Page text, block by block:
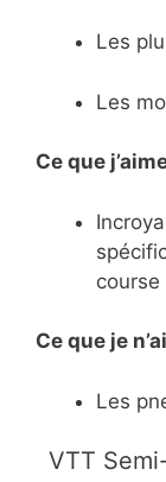
Les
Les
Ce que
course
Ce que je
Les
​VTT